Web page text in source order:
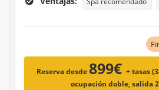
Reserva desde 899€ + tasas
ocupación doble, salida